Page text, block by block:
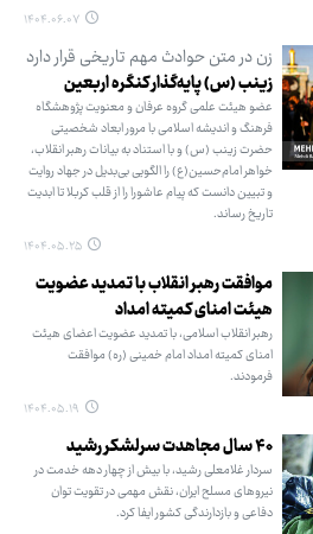
۱۴۰۴.۰۶.۰۷
زن در متن حوادث مهم تاریخی قرار دارد
زینب (س) پایه‌گذار کنگره اربعین
عضو هیئت علمی گروه عرفان و معنویت پژوهشگاه
فرهنگ و اندیشه اسلامی با مرور ابعاد شخصیتی
حضرت زینب (س) و با استناد به بیانات رهبر انقلاب،
خواهر امام‌حسین(ع) را الگویی بی‌بدیل در جهاد روایت
و تبیین دانست که پیام عاشورا را از قلب کربلا تا ابدیت
تاریخ رساند.
۱۴۰۴.۰۵.۲۵
موافقت رهبر انقلاب با تمدید عضویت
هیئت امنای کمیته امداد
رهبر انقلاب اسلامی، با تمدید عضویت اعضای هیئت
امنای کمیته امداد امام خمینی (ره) موافقت
فرمودند.
۱۴۰۴.۰۵.۱۹
۴۰ سال مجاهدت سرلشکر رشید
سردار غلامعلی رشید، با بیش از چهار دهه خدمت در
نیروهای مسلح ایران، نقش مهمی در تقویت توان
دفاعی و بازدارندگی کشور ایفا کرد.